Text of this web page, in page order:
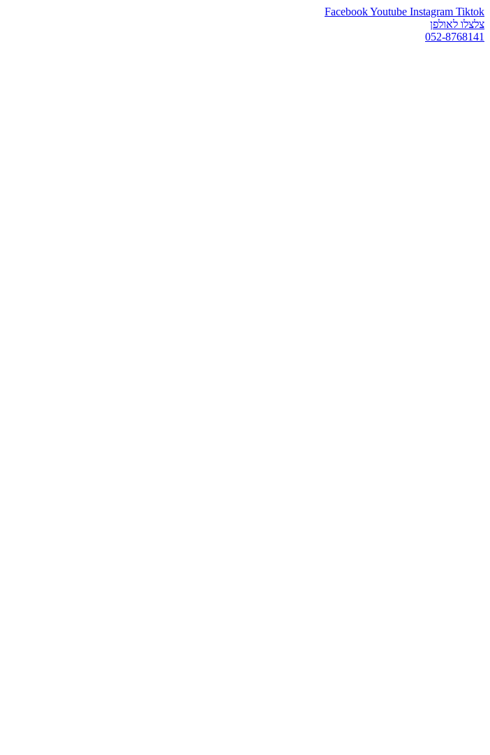
FacebookYoutube Instagram Tiktok
צלצלו לאולפן
052-8768141